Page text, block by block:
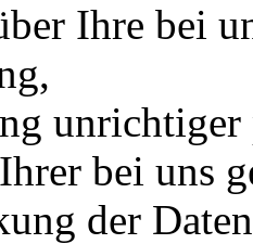
Ihre bei
unrichtiger
bei uns
der